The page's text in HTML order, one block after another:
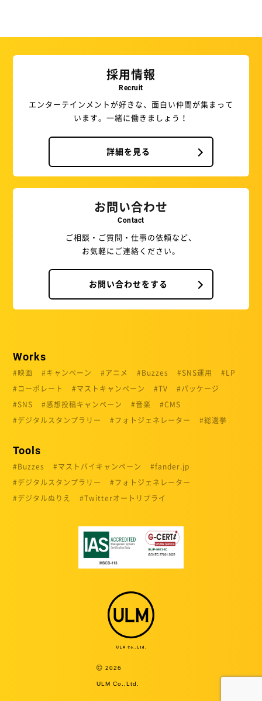
採用情報
Recruit
エンターテインメントが好きな、面白い仲間が集まって
います。一緒に働きましょう！
詳細を見る
お問い合わせ
Contact
ご相談・ご質問・仕事の依頼など、
お気軽にご連絡ください。
お問い合わせをする
Works
映画 キャンペーン アニメ Buzzes SNS運用 LP
コーポレート マストキャンペーン TV パッケージ
SNS 感想投稿キャンペーン 音楽 CMS
デジタルスタンプラリー フォトジェネレーター 総選挙
Tools
Buzzes マストバイキャンペーン fander.jp
デジタルスタンプラリー フォトジェネレーター
デジタルぬりえ Twitterオートリプライ
© 2026
ULM Co.,Ltd.